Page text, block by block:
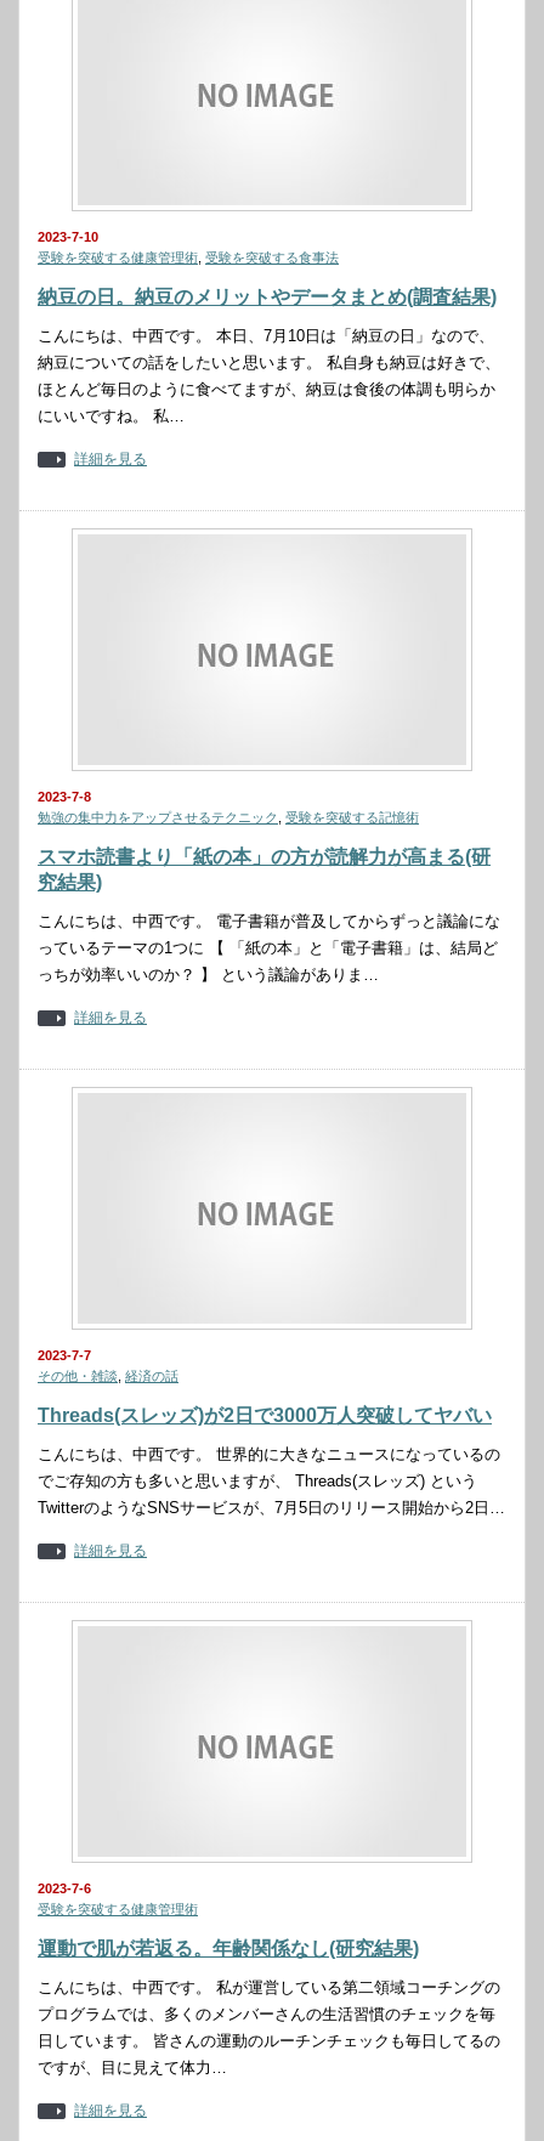
2023-7-10
受験を突破する健康管理術 受験を突破する食事法
納豆の日。納豆のメリットやデータまとめ(調査結果)
こんにちは、中西です。 本日、7月10日は「納豆の日」なので、
納豆についての話をしたいと思います。 私自身も納豆は好きで、
ほとんど毎日のように食べてますが、納豆は食後の体調も明らか
にいいですね。 私…
詳細を見る
2023-7-8
勉強の集中力をアップさせるテクニック
受験を突破する記憶術
スマホ読書より「紙の本」の方が読解力が高まる(研
究結果)
こんにちは、中西です。 電子書籍が普及してからずっと議論にな
っているテーマの1つに 【 「紙の本」と「電子書籍」は、結局ど
っちが効率いいのか？ 】 という議論がありま…
詳細を見る
2023-7-7
その他・雑談 経済の話
Threads(スレッズ)が2日で3000万人突破してヤバい
こんにちは、中西です。 世界的に大きなニュースになっているの
でご存知の方も多いと思いますが、 Threads(スレッズ) という
TwitterのようなSNSサービスが、7月5日のリリース開始から2日…
詳細を見る
2023-7-6
受験を突破する健康管理術
運動で肌が若返る。年齢関係なし(研究結果)
こんにちは、中西です。 私が運営している第二領域コーチングの
プログラムでは、多くのメンバーさんの生活習慣のチェックを毎
日しています。 皆さんの運動のルーチンチェックも毎日してるの
ですが、目に見えて体力…
詳細を見る